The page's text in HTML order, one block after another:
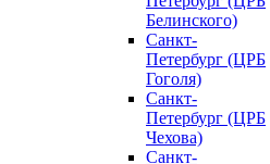
Белинского)
Санкт-
Петербург (ЦРБ
Гоголя)
Санкт-
Петербург (ЦРБ
Чехова)
Санкт-